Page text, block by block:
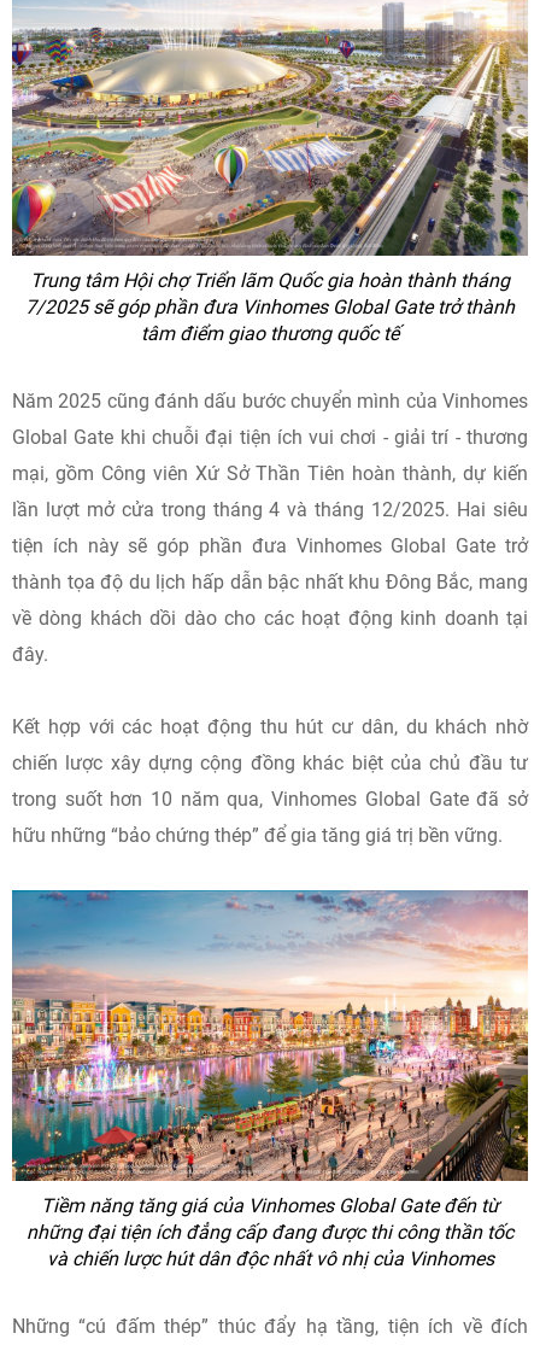
Trung tâm Hội chợ Triển lãm Quốc gia hoàn thành tháng
7/2025 sẽ góp phần đưa Vinhomes Global Gate trở thành
tâm điểm giao thương quốc tế
Năm 2025 cũng đánh dấu bước chuyển mình của Vinhomes
Global Gate khi chuỗi đại tiện ích vui chơi - giải trí - thương
mại, gồm Công viên Xứ Sở Thần Tiên hoàn thành, dự kiến
lần lượt mở cửa trong tháng 4 và tháng 12/2025. Hai siêu
tiện ích này sẽ góp phần đưa Vinhomes Global Gate trở
thành tọa độ du lịch hấp dẫn bậc nhất khu Đông Bắc, mang
về dòng khách dồi dào cho các hoạt động kinh doanh tại
đây.
Kết hợp với các hoạt động thu hút cư dân, du khách nhờ
chiến lược xây dựng cộng đồng khác biệt của chủ đầu tư
trong suốt hơn 10 năm qua, Vinhomes Global Gate đã sở
hữu những “bảo chứng thép” để gia tăng giá trị bền vững.
Tiềm năng tăng giá của Vinhomes Global Gate đến từ
những đại tiện ích đẳng cấp đang được thi công thần tốc
và chiến lược hút dân độc nhất vô nhị của Vinhomes
Những “cú đấm thép” thúc đẩy hạ tầng, tiện ích về đích